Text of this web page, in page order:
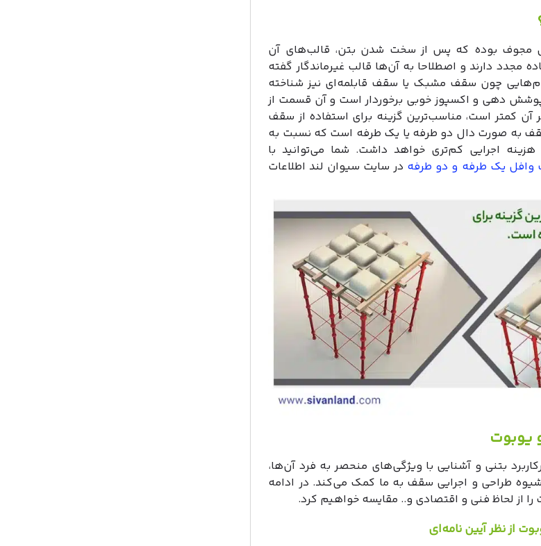
مجوف بوده که پس از سخت شدن بتن، قالب‌های آن
مجدد دارند و اصطلاحا به آن‌ها قالب غیرماندگار گفته
چون سقف مشبک یا سقف قابلمه‌ای نیز شناخته
دهی و اکسپوز خوبی برخوردار است و آن قسمت از
کمتر است، مناسب‌ترین گزینه برای استفاده از سقف
به صورت دال دو طرفه یا یک طرفه است که نسبت به
اجرایی کم‌تری خواهد داشت. شما می‌توانید با
وافل یک طرفه و دو طرفه در سایت سیوان لند اطلاعات
یوبوت
بتنی و آشنایی با ویژگی‌های منحصر به فرد آن‌ها،
طراحی و اجرایی سقف به ما کمک می‌کند. در ادامه
از لحاظ فنی و اقتصادی و.. مقایسه خواهیم کرد.